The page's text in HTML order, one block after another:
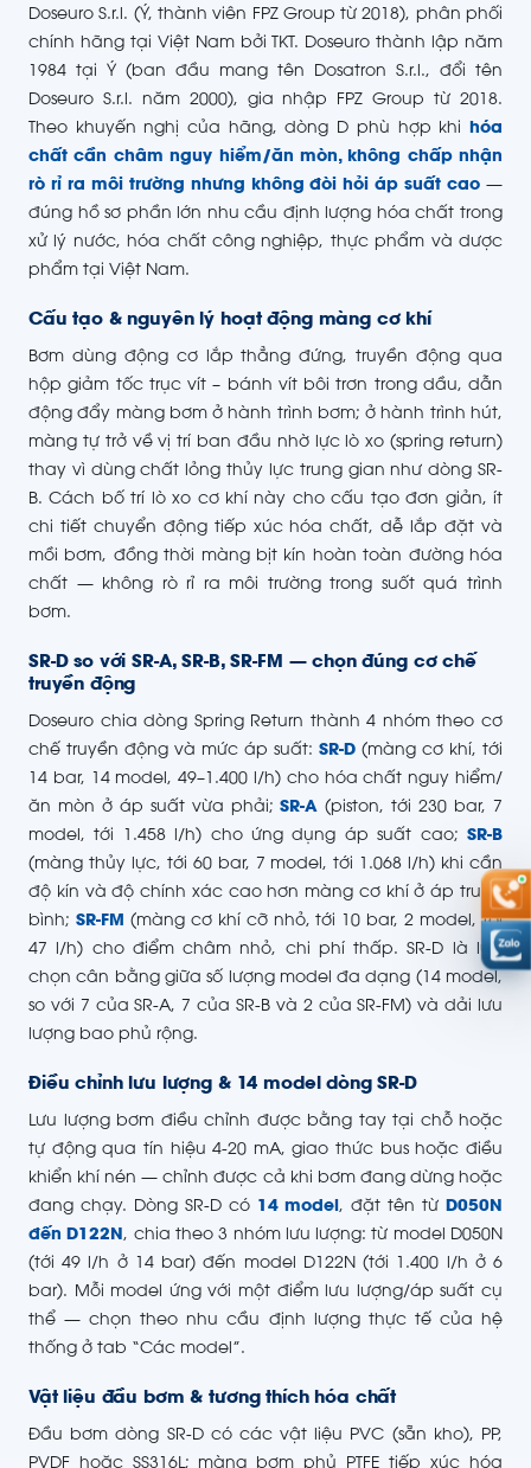
Doseuro S.r.l. (Ý, thành viên FPZ Group từ 2018), phân phối
chính hãng tại Việt Nam bởi TKT. Doseuro thành lập năm
1984 tại Ý (ban đầu mang tên Dosatron S.r.l., đổi tên
Doseuro S.r.l. năm 2000), gia nhập FPZ Group từ 2018.
Theo khuyến nghị của hãng, dòng D phù hợp khi hóa
chất cần châm nguy hiểm/ăn mòn, không chấp nhận
rò rỉ ra môi trường nhưng không đòi hỏi áp suất cao —
đúng hồ sơ phần lớn nhu cầu định lượng hóa chất trong
xử lý nước, hóa chất công nghiệp, thực phẩm và dược
phẩm tại Việt Nam.
Cấu tạo & nguyên lý hoạt động màng cơ khí
Bơm dùng động cơ lắp thẳng đứng, truyền động qua
hộp giảm tốc trục vít – bánh vít bôi trơn trong dầu, dẫn
động đẩy màng bơm ở hành trình bơm; ở hành trình hút,
màng tự trở về vị trí ban đầu nhờ lực lò xo (spring return)
thay vì dùng chất lỏng thủy lực trung gian như dòng SR-
B. Cách bố trí lò xo cơ khí này cho cấu tạo đơn giản, ít
chi tiết chuyển động tiếp xúc hóa chất, dễ lắp đặt và
mồi bơm, đồng thời màng bịt kín hoàn toàn đường hóa
chất — không rò rỉ ra môi trường trong suốt quá trình
bơm.
SR-D so với SR-A, SR-B, SR-FM — chọn đúng cơ chế
truyền động
Doseuro chia dòng Spring Return thành 4 nhóm theo cơ
chế truyền động và mức áp suất: SR-D (màng cơ khí, tới
14 bar, 14 model, 49–1.400 l/h) cho hóa chất nguy hiểm/
ăn mòn ở áp suất vừa phải;SR-A (piston, tới 230 bar, 7
model, tới 1.458 l/h) cho ứng dụng áp suất cao; SR-B
(màng thủy lực, tới 60 bar, 7 model, tới 1.068 l/h) khi cần
độ kín và độ chính xác cao hơn màng cơ khí ở áp trung
bình; SR-FM (màng cơ khí cỡ nhỏ, tới 10 bar, 2 model, tới
47 l/h) cho điểm châm nhỏ, chi phí thấp. SR-D là lựa
chọn cân bằng giữa số lượng model đa dạng (14 model,
so với 7 của SR-A, 7 của SR-B và 2 của SR-FM) và dải lưu
lượng bao phủ rộng.
Điều chỉnh lưu lượng & 14 model dòng SR-D
Lưu lượng bơm điều chỉnh được bằng tay tại chỗ hoặc
tự động qua tín hiệu 4-20 mA, giao thức bus hoặc điều
khiển khí nén — chỉnh được cả khi bơm đang dừng hoặc
đang chạy. Dòng SR-D có
14 model, đặt tên từD050N
đến D122N, chia theo 3 nhóm lưu lượng: từ model D050N
(tới 49 l/h ở 14 bar) đến model D122N (tới 1.400 l/h ở 6
bar). Mỗi model ứng với một điểm lưu lượng/áp suất cụ
thể — chọn theo nhu cầu định lượng thực tế của hệ
thống ở tab “Các model”.
Vật liệu đầu bơm & tương thích hóa chất
Đầu bơm dòng SR-D có các vật liệu PVC (sẵn kho), PP,
PVDF hoặc SS316L; màng bơm phủ PTFE tiếp xúc hóa